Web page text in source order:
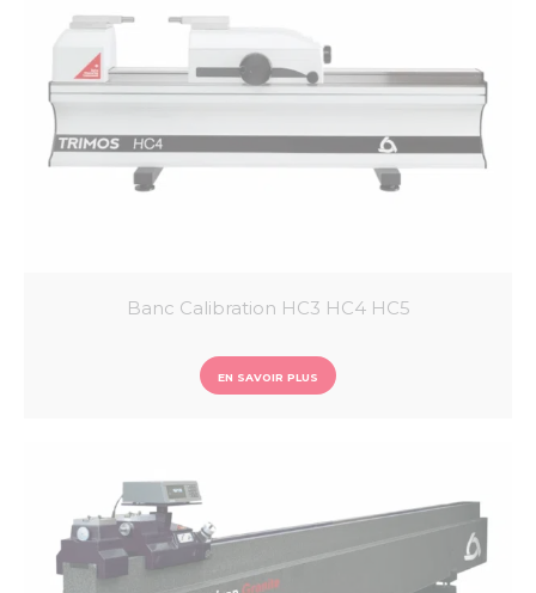
Banc Calibration HC3 HC4 HC5
EN SAVOIR PLUS